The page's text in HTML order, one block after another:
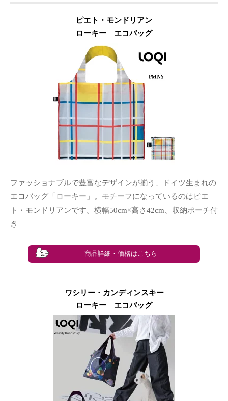
ピエト・モンドリアン
ローキー エコバッグ
ファッショナブルで豊富なデザインが揃う、ドイツ生まれの
エコバッグ「ローキー」。モチーフになっているのはピエ
ト・モンドリアンです。横幅50cm×高さ42cm、収納ポーチ付
き
商品詳細・価格はこちら
ワシリー・カンディンスキー
ローキー エコバッグ